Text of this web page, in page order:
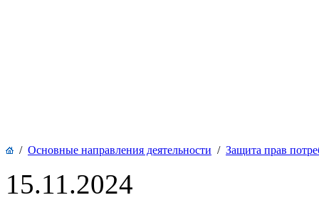
/ Основные направления деятельности / Защита прав
15.11.2024